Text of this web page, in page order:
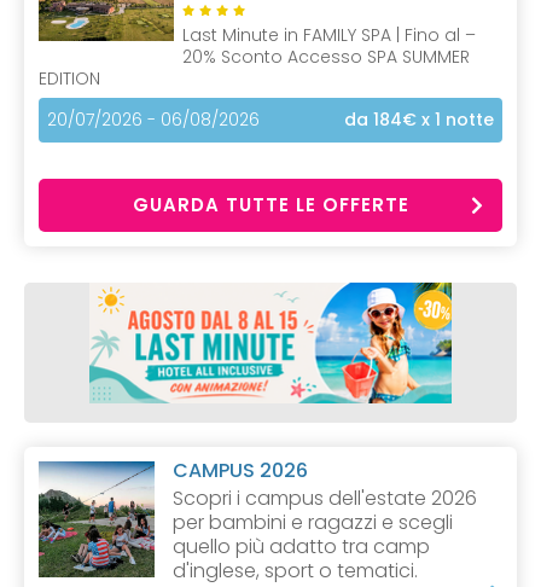
Last Minute in FAMILY SPA | Fino al –
20% Sconto Accesso SPA SUMMER
EDITION
20/07/2026 - 06/08/2026
da 184€ x 1 notte
GUARDA TUTTE LE OFFERTE
CAMPUS 2026
Scopri i campus dell'estate 2026
per bambini e ragazzi e scegli
quello più adatto tra camp
d'inglese, sport o tematici.